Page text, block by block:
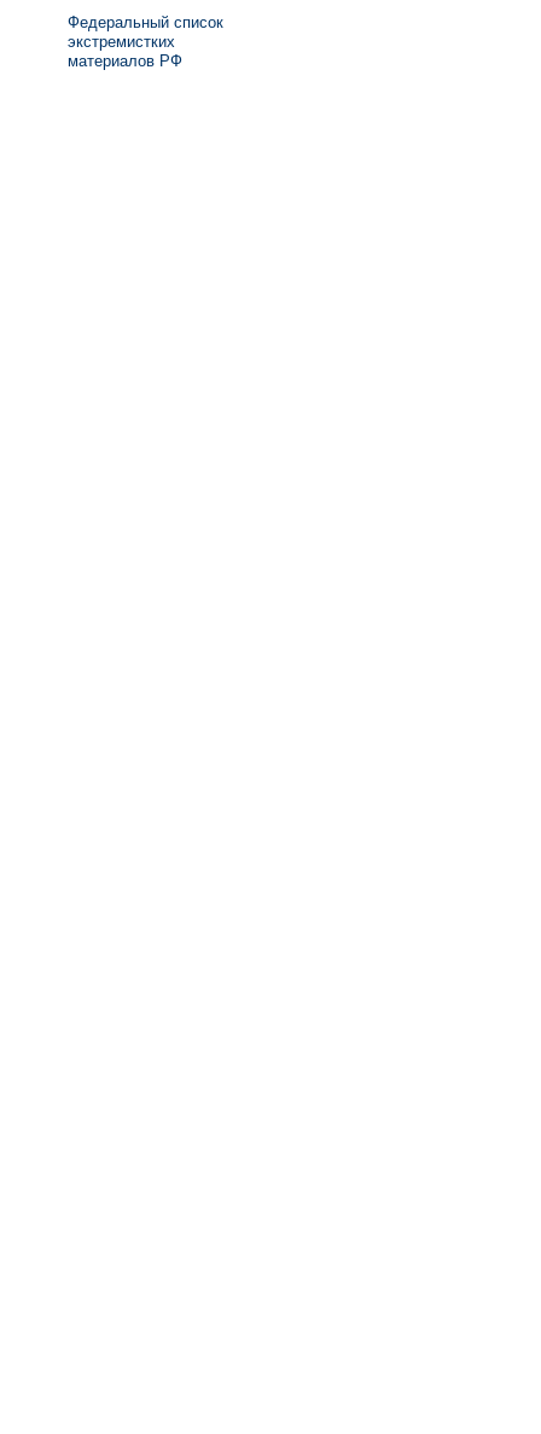
Федеральный список
экстремистких
материалов РФ